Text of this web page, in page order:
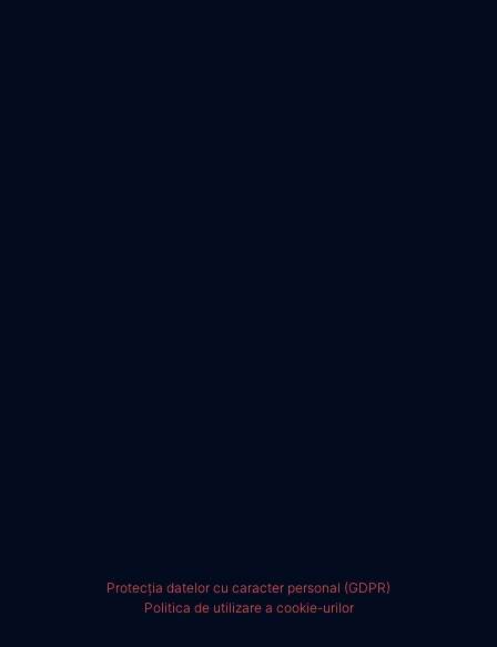
Protecția datelor cu caracter personal (GDPR)
Politica de utilizare a cookie-urilor